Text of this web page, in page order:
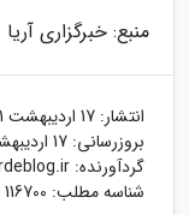
منبع: خبرگزاری آریا
انتشار: 17 اردیبهشت 1401
بروزرسانی: 17 اردیبهشت 1401
گردآورنده:
شناسه مطلب: 116700